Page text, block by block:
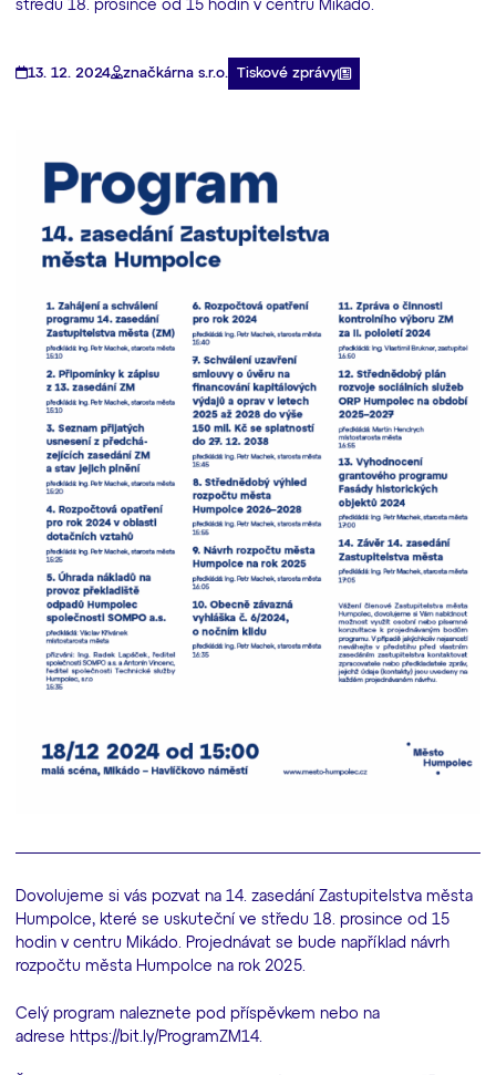
středu 18. prosince od 15 hodin v centru Mikádo.
13. 12. 2024 značkárna s.r.o. Tiskové zprávy
Dovolujeme si vás pozvat na 14. zasedání Zastupitelstva města
Humpolce, které se uskuteční ve středu 18. prosince od 15
hodin v centru Mikádo. Projednávat se bude například návrh
rozpočtu města Humpolce na rok 2025.
Celý program naleznete pod příspěvkem nebo na
adrese https://bit.ly/ProgramZM14.